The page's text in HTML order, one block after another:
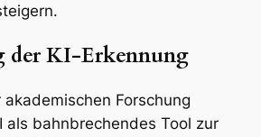
der KI-Erkennung
akademischen Forschung
als bahnbrechendes Tool zur